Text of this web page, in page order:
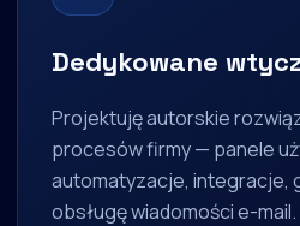
Dedykowane
Projektuję autorskie
procesów firmy — panele
automatyzacje, integracje,
obsługę wiadomości e-mail.